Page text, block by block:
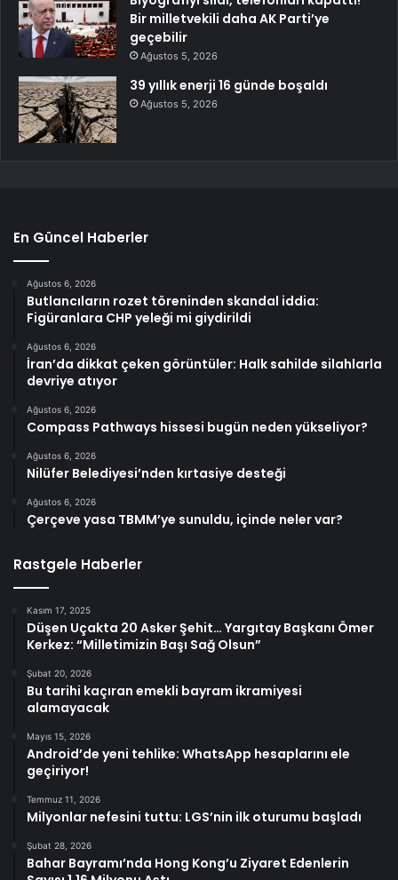
Bir milletvekili daha AK Parti’ye
geçebilir
Ağustos 5, 2026
39 yıllık enerji 16 günde boşaldı
Ağustos 5, 2026
En Güncel Haberler
Ağustos 6, 2026
Butlancıların rozet töreninden skandal iddia:
Figüranlara CHP yeleği mi giydirildi
Ağustos 6, 2026
İran’da dikkat çeken görüntüler: Halk sahilde silahlarla
devriye atıyor
Ağustos 6, 2026
Compass Pathways hissesi bugün neden yükseliyor?
Ağustos 6, 2026
Nilüfer Belediyesi’nden kırtasiye desteği
Ağustos 6, 2026
Çerçeve yasa TBMM’ye sunuldu, içinde neler var?
Rastgele Haberler
Kasım 17, 2025
Düşen Uçakta 20 Asker Şehit… Yargıtay Başkanı Ömer
Kerkez: “Milletimizin Başı Sağ Olsun”
Şubat 20, 2026
Bu tarihi kaçıran emekli bayram ikramiyesi
alamayacak
Mayıs 15, 2026
Android’de yeni tehlike: WhatsApp hesaplarını ele
geçiriyor!
Temmuz 11, 2026
Milyonlar nefesini tuttu: LGS’nin ilk oturumu başladı
Şubat 28, 2026
Bahar Bayramı’nda Hong Kong’u Ziyaret Edenlerin